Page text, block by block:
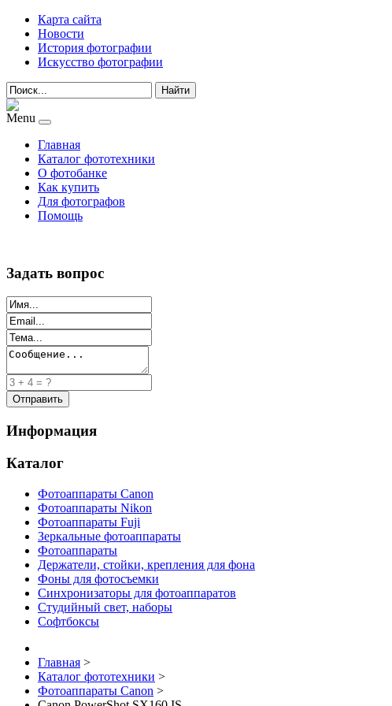
Карта сайта
Новости
История фотографии
Искусство фотографии
Найти
Menu
Главная
Каталог фототехники
О фотобанке
Как купить
Для фотографов
Помощь
Задать вопрос
Информация
Каталог
Фотоаппараты Canon
Фотоаппараты Nikon
Фотоаппараты Fuji
Зеркальные фотоаппараты
Фотоаппараты
Держатели, стойки, крепления для фона
Фоны для фотосъемки
Синхронизаторы для фотоаппаратов
Студийный свет, наборы
Софтбоксы
Главная >
Каталог фототехники >
Фотоаппараты Canon >